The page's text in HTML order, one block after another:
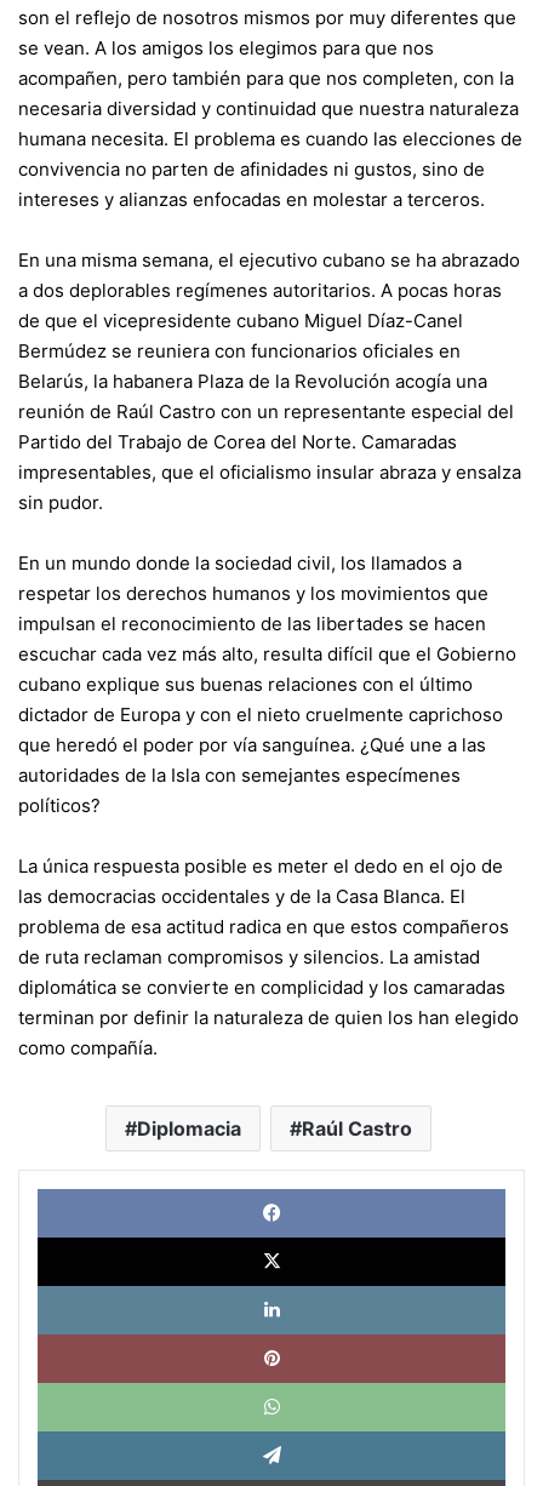
son el reflejo de nosotros mismos por muy diferentes que
se vean. A los amigos los elegimos para que nos
acompañen, pero también para que nos completen, con la
necesaria diversidad y continuidad que nuestra naturaleza
humana necesita. El problema es cuando las elecciones de
convivencia no parten de afinidades ni gustos, sino de
intereses y alianzas enfocadas en molestar a terceros.
En una misma semana, el ejecutivo cubano se ha abrazado
a dos deplorables regímenes autoritarios. A pocas horas
de que el vicepresidente cubano Miguel Díaz-Canel
Bermúdez se reuniera con funcionarios oficiales en
Belarús, la habanera Plaza de la Revolución acogía una
reunión de Raúl Castro con un representante especial del
Partido del Trabajo de Corea del Norte. Camaradas
impresentables, que el oficialismo insular abraza y ensalza
sin pudor.
En un mundo donde la sociedad civil, los llamados a
respetar los derechos humanos y los movimientos que
impulsan el reconocimiento de las libertades se hacen
escuchar cada vez más alto, resulta difícil que el Gobierno
cubano explique sus buenas relaciones con el último
dictador de Europa y con el nieto cruelmente caprichoso
que heredó el poder por vía sanguínea. ¿Qué une a las
autoridades de la Isla con semejantes especímenes
políticos?
La única respuesta posible es meter el dedo en el ojo de
las democracias occidentales y de la Casa Blanca. El
problema de esa actitud radica en que estos compañeros
de ruta reclaman compromisos y silencios. La amistad
diplomática se convierte en complicidad y los camaradas
terminan por definir la naturaleza de quien los han elegido
como compañía.
Diplomacia Raúl Castro
X